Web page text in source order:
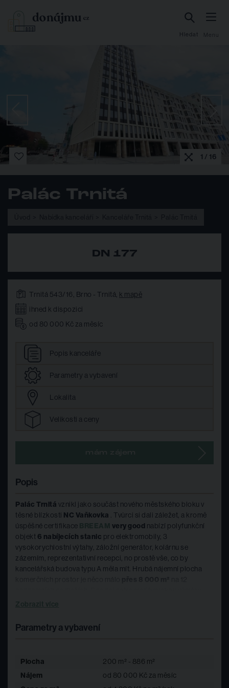
Hledat Menu
1 / 16
Palác Trnitá
DN 177
Trnitá 543/16, Brno - Trnitá, k mapě
ihned k dispozici
od 80 000 Kč za měsíc
Popis kanceláře
Parametry a vybavení
Lokalita
Velikosti a ceny
Popis
Palác Trnitá vznikl jako součást nového městského bloku v
těsné blízkosti NC Vaňkovka . Tvůrci si dali záležet, a kromě
úspěšné certifikace
very good nabízí polyfunkční
objekt 6 nabíjecích stanic pro elektromobily, 3
vysokorychlostní výtahy, záložní generátor, kolárnu se
zázemím, reprezentativní recepci, no prostě vše, co by
kancelářská budova typu A měla mít. Hrubá nájemní plocha
kde naleznete
celkem 453 garážových stání
stanic pro elektromobily.
Specifikace prostor
Parametry a vybavení
Plocha 200 m² - 886 m²
Nájem od 80 000 Kč za měsíc